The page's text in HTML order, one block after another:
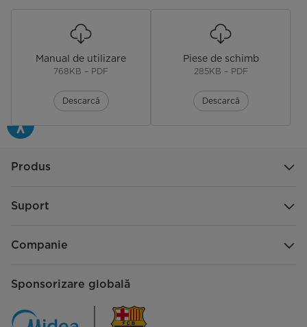
Manual de utilizare
768KB – PDF
Descarcă
Piese de schimb
285KB – PDF
Descarcă
Produs
Suport
Companie
Sponsorizare globală